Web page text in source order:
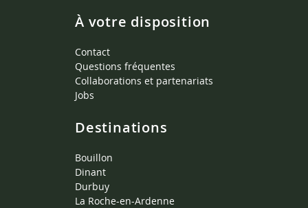
À votre disposition
Contact
Questions fréquentes
Collaborations et partenariats
Jobs
Destinations
Bouillon
Dinant
Durbuy
La Roche-en-Ardenne